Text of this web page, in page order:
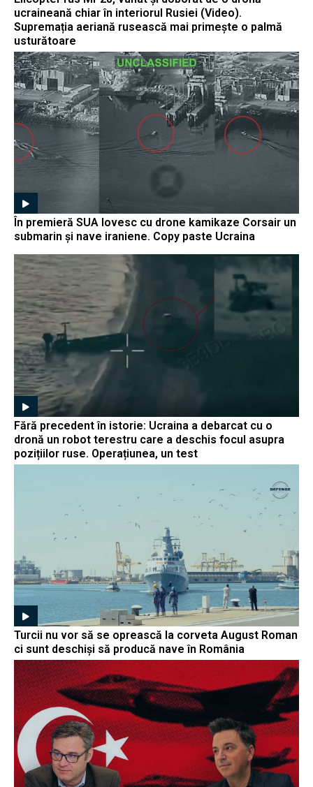
ucraineană chiar în interiorul Rusiei (Video).
Supremația aeriană rusească mai primește o palmă
usturătoare
În premieră SUA lovesc cu drone kamikaze Corsair un
submarin și nave iraniene. Copy paste Ucraina
Fără precedent în istorie: Ucraina a debarcat cu o
dronă un robot terestru care a deschis focul asupra
pozițiilor ruse. Operațiunea, un test
Turcii nu vor să se oprească la corveta August Roman
ci sunt deschiși să producă nave în România